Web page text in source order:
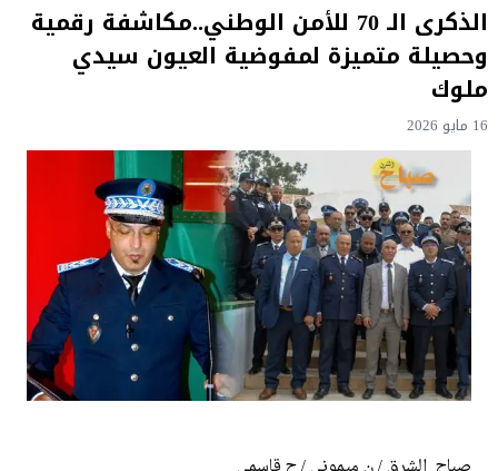
​الذكرى الـ 70 للأمن الوطني..مكاشفة رقمية
وحصيلة متميزة لمفوضية العيون سيدي
ملوك
16 مايو 2026